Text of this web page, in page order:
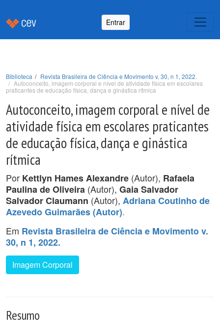
Entrar
Biblioteca
Revista Brasileira de Ciência e Movimento v. 30, n 1, 2022.
Autoconceito, imagem corporal e nível de atividade física em escolares
praticantes de educação física, dança e ginástica rítmica
Autoconceito, imagem corporal e nível de
atividade física em escolares praticantes
de educação física, dança e ginástica
rítmica
Por Kettlyn Hames Alexandre (Autor), Rafaela
Paulina de Oliveira (Autor), Gaia Salvador
Salvador Claumann (Autor), Adriana Coutinho de
Azevedo Guimarães (Autor).
Em Revista Brasileira de Ciência e Movimento v.
30, n 1, 2022.
Imagem Corporal
Resumo